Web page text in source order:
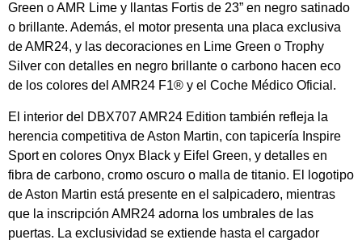
Green o AMR Lime y llantas Fortis de 23” en negro satinado
o brillante. Además, el motor presenta una placa exclusiva
de AMR24, y las decoraciones en Lime Green o Trophy
Silver con detalles en negro brillante o carbono hacen eco
de los colores del AMR24 F1® y el Coche Médico Oficial.
El interior del DBX707 AMR24 Edition también refleja la
herencia competitiva de Aston Martin, con tapicería Inspire
Sport en colores Onyx Black y Eifel Green, y detalles en
fibra de carbono, cromo oscuro o malla de titanio. El logotipo
de Aston Martin está presente en el salpicadero, mientras
que la inscripción AMR24 adorna los umbrales de las
puertas. La exclusividad se extiende hasta el cargador